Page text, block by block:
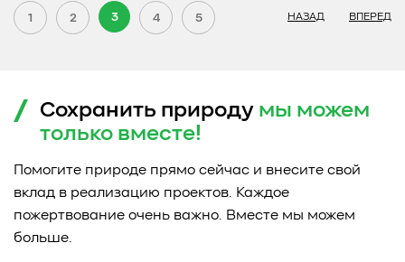
1 2 3 4 5 НАЗАД ВПЕРЕД
Сохранить природу мы можем
только вместе!
Помогите природе прямо сейчас и внесите свой
вклад в реализацию проектов. Каждое
пожертвование очень важно. Вместе мы можем
больше.